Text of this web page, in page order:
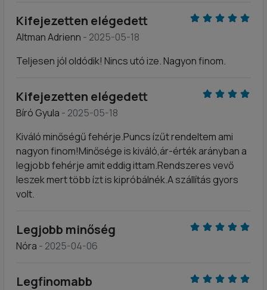
Kifejezetten elégedett
Altman Adrienn - 2025-05-18
Teljesen jól oldódik! Nincs utó ize. Nagyon finom.
Kifejezetten elégedett
Bíró Gyula - 2025-05-18
Kiváló minőségű fehérje.Puncs ízűt rendeltem ami
nagyon finom!Minősége is kiváló,ár-érték arányban a
legjobb fehérje amit eddig ittam.Rendszeres vevő
leszek mert több ízt is kipróbálnék.A szállítás gyors
volt.
Legjobb minőség
Nóra - 2025-04-06
Legfinomabb